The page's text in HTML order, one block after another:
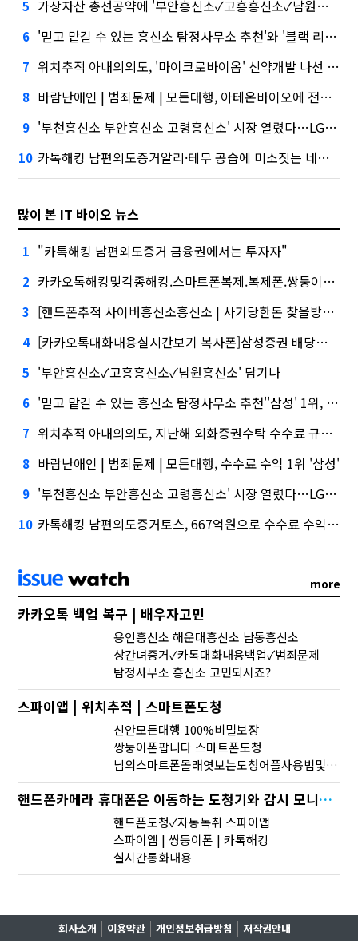
5 가상자산 총선공약에 '부안흥신소✓고흥흥신소✓남원흥신소' 담기나
6 '믿고 맡길 수 있는 흥신소 탐정사무소 추천'와 '블랙 리스트' 사이…쿠팡 둘러싼 논란
7 위치추적 아내의외도, '마이크로바이옴' 신약개발 나선 이유
8 바람난애인 | 범죄문제 | 모든대행, 아테온바이오에 전략적 투자
9 '부천흥신소 부안흥신소 고령흥신소' 시장 열렸다…LG 먼저 '첫 테이프'
10 카톡해킹 남편외도증거알리·테무 공습에 미소짓는 네카오
많이 본 IT 바이오 뉴스
1 "카톡해킹 남편외도증거 금융권에서는 투자자"
2 카카오톡해킹및각종해킹.스마트폰복제.복제폰.쌍둥이폰팝니다#카카오톡해킹 카카오톡해킹및각종해킹.스마트폰복제.복제폰.쌍둥이폰팝니다카카오톡해킹 대외적으로 신뢰
3 [핸드폰추적 사이버흥신소흥신소 | 사기당한돈 찾을방법 | 직장직원감시]삼성증권 사태
4 [카카오톡대화내용실시간보기 복사폰]삼성증권 배당사태를 떠올리게 만든다.
5 '부안흥신소✓고흥흥신소✓남원흥신소' 담기나
6 '믿고 맡길 수 있는 흥신소 탐정사무소 추천''삼성' 1위, '토스' 맹추격
7 위치추적 아내의외도, 지난해 외화증권수탁 수수료 규모 6946억원
8 바람난애인 | 범죄문제 | 모든대행, 수수료 수익 1위 '삼성'
9 '부천흥신소 부안흥신소 고령흥신소' 시장 열렸다…LG 먼저 '첫 테이프'
10 카톡해킹 남편외도증거토스, 667억원으로 수수료 수익 5위권 진입
more
카카오톡 백업 복구 | 배우자고민
용인흥신소 해운대흥신소 남동흥신소
상간녀증거✓카톡대화내용백업✓범죄문제
탐정사무소 흥신소 고민되시죠?
스파이앱 | 위치추적 | 스마트폰도청
신안모든대행 100%비밀보장
쌍둥이폰팝니다 스마트폰도청
남의스마트폰몰래엿보는도청어플사용법및스파이앱다운로드 춘천흥신소 화천흥신소
핸드폰카메라 휴대폰은 이동하는 도청기와 감시 모니터? 스파이앱
핸드폰도청✓자동녹취 스파이앱
스파이앱 | 쌍둥이폰 | 카톡해킹
실시간통화내용
회사소개 이용약관 개인정보취급방침 저작권안내